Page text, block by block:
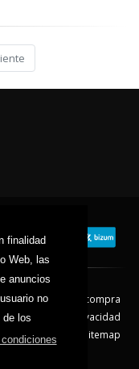
finalidad
Web, las
anuncios
no
de los
Condiciones de compra
Política de Privacidad
de Cookies
Sitemap